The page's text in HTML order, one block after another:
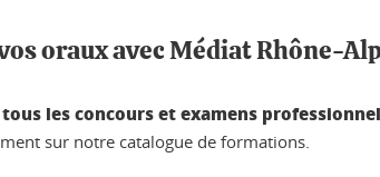
oraux avec Médiat Rhône-
les concours et examens
sur notre catalogue de formations.